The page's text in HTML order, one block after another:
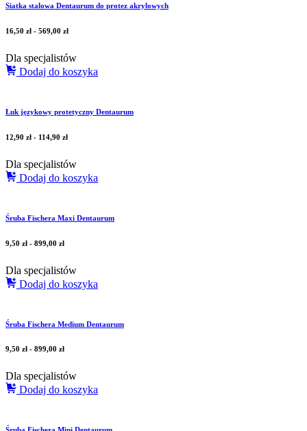
Siatka stalowa Dentaurum do protez akrylowych
16,50 zł - 569,00 zł
Dla specjalistów
Dodaj do koszyka
Łuk językowy protetyczny Dentaurum
12,90 zł - 114,90 zł
Dla specjalistów
Dodaj do koszyka
Śruba Fischera Maxi Dentaurum
9,50 zł - 899,00 zł
Dla specjalistów
Dodaj do koszyka
Śruba Fischera Medium Dentaurum
9,50 zł - 899,00 zł
Dla specjalistów
Dodaj do koszyka